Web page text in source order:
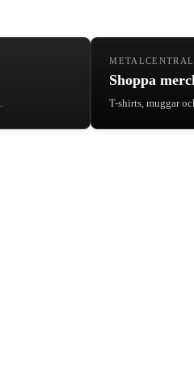
Shoppa
T-shirts, muggar